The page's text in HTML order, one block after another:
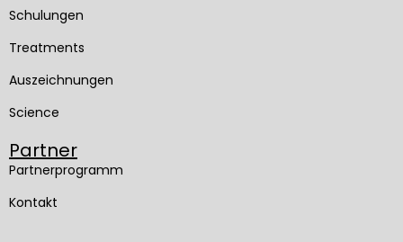
Schulungen
Treatments
Auszeichnungen
Science
Partner
Partnerprogramm
Kontakt